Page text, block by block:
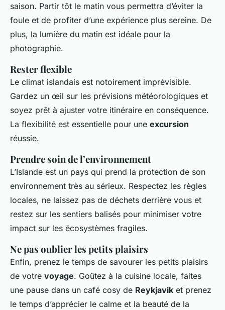
saison. Partir tôt le matin vous permettra d’éviter la
foule et de profiter d’une expérience plus sereine. De
plus, la lumière du matin est idéale pour la
photographie.
Rester flexible
Le climat islandais est notoirement imprévisible.
Gardez un œil sur les prévisions météorologiques et
soyez prêt à ajuster votre itinéraire en conséquence.
La flexibilité est essentielle pour une excursion
réussie.
Prendre soin de l’environnement
L’Islande est un pays qui prend la protection de son
environnement très au sérieux. Respectez les règles
locales, ne laissez pas de déchets derrière vous et
restez sur les sentiers balisés pour minimiser votre
impact sur les écosystèmes fragiles.
Ne pas oublier les petits plaisirs
Enfin, prenez le temps de savourer les petits plaisirs
de votre voyage. Goûtez à la cuisine locale, faites
une pause dans un café cosy de Reykjavik et prenez
le temps d’apprécier le calme et la beauté de la